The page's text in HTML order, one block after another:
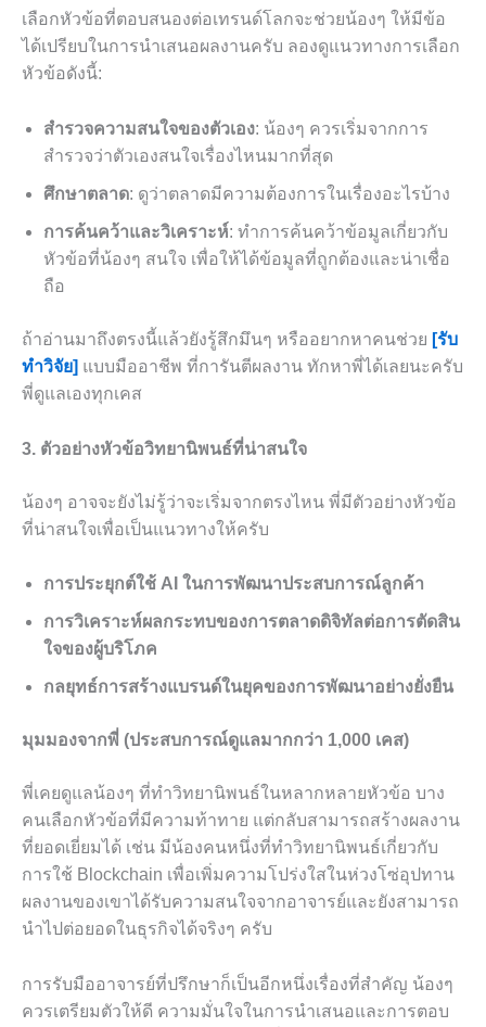
เลือกหัวข้อที่ตอบสนองต่อเทรนด์โลกจะช่วยน้องๆ ให้มีข้อ
ได้เปรียบในการนำเสนอผลงานครับ ลองดูแนวทางการเลือก
หัวข้อดังนี้:
สำรวจความสนใจของตัวเอง: น้องๆ ควรเริ่มจากการ
สำรวจว่าตัวเองสนใจเรื่องไหนมากที่สุด
ศึกษาตลาด: ดูว่าตลาดมีความต้องการในเรื่องอะไรบ้าง
การค้นคว้าและวิเคราะห์: ทำการค้นคว้าข้อมูลเกี่ยวกับ
หัวข้อที่น้องๆ สนใจ เพื่อให้ได้ข้อมูลที่ถูกต้องและน่าเชื่อ
ถือ
ถ้าอ่านมาถึงตรงนี้แล้วยังรู้สึกมึนๆ หรืออยากหาคนช่วย [รับ
ทำวิจัย] แบบมืออาชีพ ที่การันตีผลงาน ทักหาพี่ได้เลยนะครับ
พี่ดูแลเองทุกเคส
3. ตัวอย่างหัวข้อวิทยานิพนธ์ที่น่าสนใจ
น้องๆ อาจจะยังไม่รู้ว่าจะเริ่มจากตรงไหน พี่มีตัวอย่างหัวข้อ
ที่น่าสนใจเพื่อเป็นแนวทางให้ครับ
การประยุกต์ใช้ AI ในการพัฒนาประสบการณ์ลูกค้า
การวิเคราะห์ผลกระทบของการตลาดดิจิทัลต่อการตัดสิน
ใจของผู้บริโภค
กลยุทธ์การสร้างแบรนด์ในยุคของการพัฒนาอย่างยั่งยืน
มุมมองจากพี่ (ประสบการณ์ดูแลมากกว่า 1,000 เคส)
พี่เคยดูแลน้องๆ ที่ทำวิทยานิพนธ์ในหลากหลายหัวข้อ บาง
คนเลือกหัวข้อที่มีความท้าทาย แต่กลับสามารถสร้างผลงาน
ที่ยอดเยี่ยมได้ เช่น มีน้องคนหนึ่งที่ทำวิทยานิพนธ์เกี่ยวกับ
การใช้ Blockchain เพื่อเพิ่มความโปร่งใสในห่วงโซ่อุปทาน
ผลงานของเขาได้รับความสนใจจากอาจารย์และยังสามารถ
นำไปต่อยอดในธุรกิจได้จริงๆ ครับ
การรับมืออาจารย์ที่ปรึกษาก็เป็นอีกหนึ่งเรื่องที่สำคัญ น้องๆ
ควรเตรียมตัวให้ดี ความมั่นใจในการนำเสนอและการตอบ